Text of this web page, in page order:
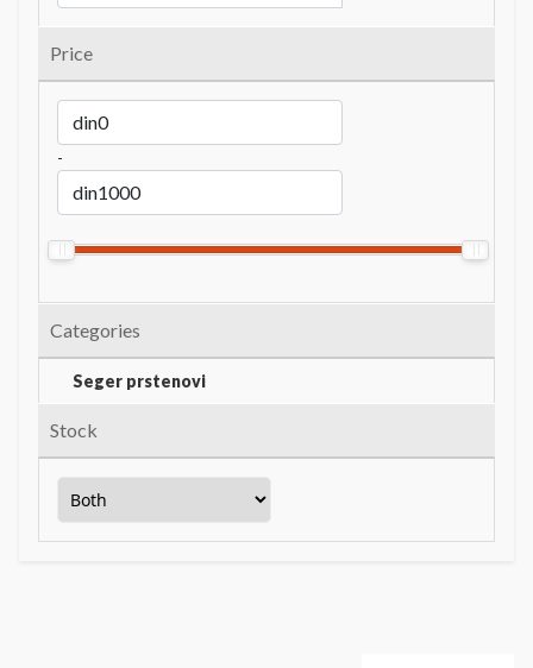
Price
-
Categories
Seger prstenovi
Stock